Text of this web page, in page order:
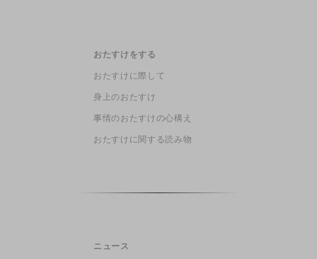
おたすけをする
おたすけに際して
身上のおたすけ
事情のおたすけの心構え
おたすけに関する読み物
ニュース